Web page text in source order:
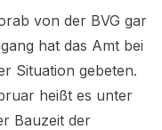
von der BVG gar
hat das Amt bei
Situation gebeten.
heißt es unter
Bauzeit der